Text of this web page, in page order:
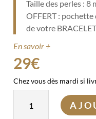
Taille des perles : 8
OFFERT :
de votre
En savoir +
29€
Chez vous dès mardi si